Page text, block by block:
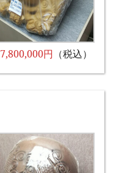
7,800,000円 （税込）